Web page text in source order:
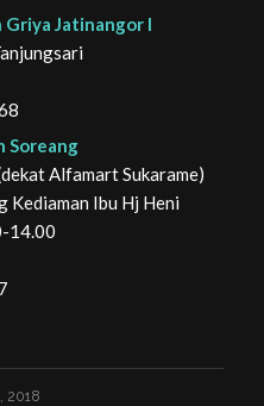
Jatinangor I
Soreang
Alfamart Sukarame)
Kediaman Ibu Hj Heni
14.00
2018